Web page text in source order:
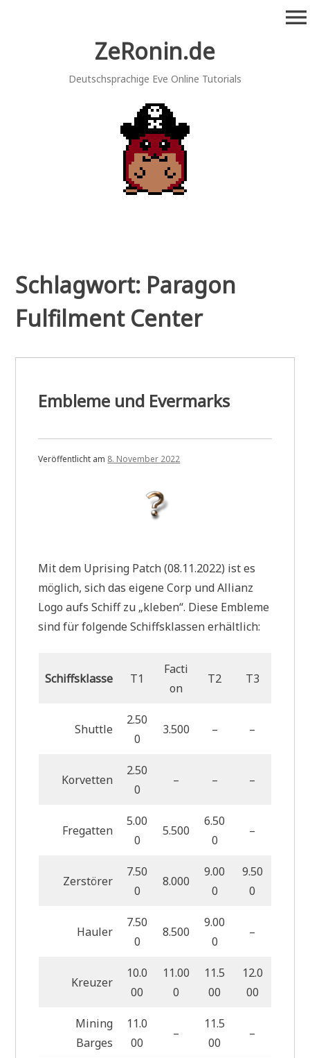
ZeRonin.de
Deutschsprachige Eve Online Tutorials
menu
Schlagwort: Paragon
Fulfilment Center
Embleme und Evermarks
Veröffentlicht am 8. November 2022
Mit dem Uprising Patch (08.11.2022) ist es
möglich, sich das eigene Corp und Allianz
Logo aufs Schiff zu „kleben“. Diese Embleme
sind für folgende Schiffsklassen erhältlich:
Schiffsklasse T1
Facti
on
T2 T3
Shuttle
2.50
0
3.500 – –
Korvetten
2.50
0
– – –
Fregatten
5.00
0
5.500
6.50
0
–
Zerstörer
7.50
0
8.000
9.00
0
9.50
0
Hauler
7.50
0
8.500
9.00
0
–
Kreuzer
10.0
00
11.00
0
11.5
00
12.0
00
Mining
Barges
11.0
00
–
11.5
00
–